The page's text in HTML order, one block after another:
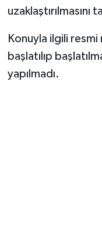
uzaklaştırılmasını
Konuyla ilgili
başlatılıp
yapılmadı.